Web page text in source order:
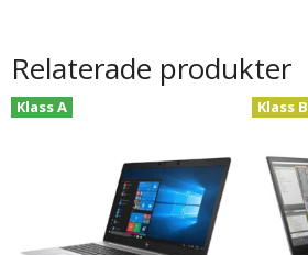
Relaterade produkter
Klass A Klass B